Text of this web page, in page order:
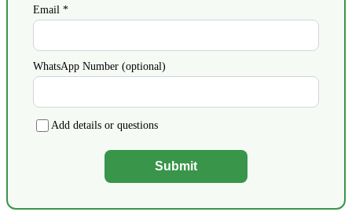
Email *
WhatsApp Number (optional)
Add details or questions
Submit